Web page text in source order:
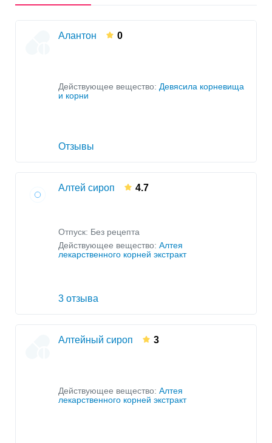
Алантон 0
Действующее вещество: Девясила корневища
и корни
Отзывы
Алтей сироп 4.7
Отпуск: Без рецепта
Действующее вещество: Алтея
лекарственного корней экстракт
3 отзыва
Алтейный сироп 3
Действующее вещество: Алтея
лекарственного корней экстракт